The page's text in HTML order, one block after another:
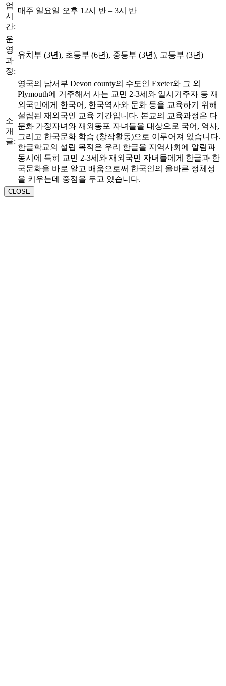
업
시
간:
매주 일요일 오후 12시 반 – 3시 반
운
영
과
정:
유치부 (3년), 초등부 (6년), 중등부 (3년), 고등부 (3년)
소
개
글:
영국의 남서부 Devon county의 수도인 Exeter와 그 외
Plymouth에 거주해서 사는 교민 2-3세와 일시거주자 등 재
외국민에게 한국어, 한국역사와 문화 등을 교육하기 위해
설립된 재외국인 교육 기간입니다. 본교의 교육과정은 다
문화 가정자녀와 재외동포 자녀들을 대상으로 국어, 역사,
그리고 한국문화 학습 (창작활동)으로 이루어져 있습니다.
한글학교의 설립 목적은 우리 한글을 지역사회에 알림과
동시에 특히 교민 2-3세와 재외국민 자녀들에게 한글과 한
국문화을 바로 알고 배움으로써 한국인의 올바른 정체성
을 키우는데 중점을 두고 있습니다.
CLOSE